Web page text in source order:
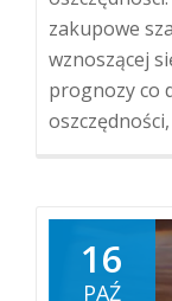
zakupowe
wznoszącej
prognozy co
16
PAŹ